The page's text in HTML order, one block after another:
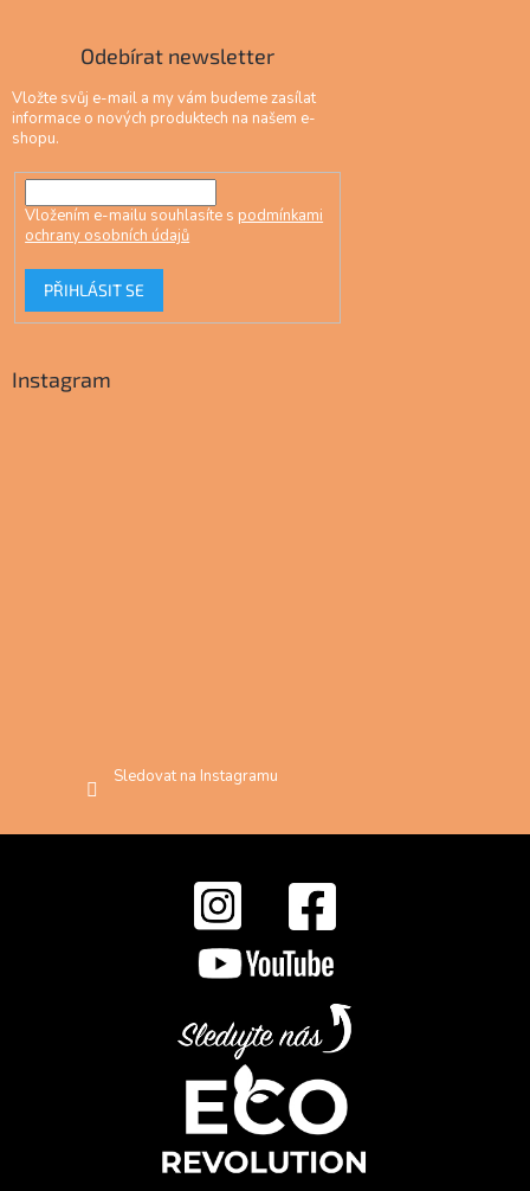
Odebírat newsletter
Vložte svůj e-mail a my vám budeme zasílat
informace o nových produktech na našem e-
shopu.
Vložením e-mailu souhlasíte s podmínkami
ochrany osobních údajů
PŘIHLÁSIT SE
Instagram
Sledovat na Instagramu